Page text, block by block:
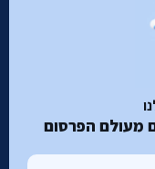
מעולם הפרסום